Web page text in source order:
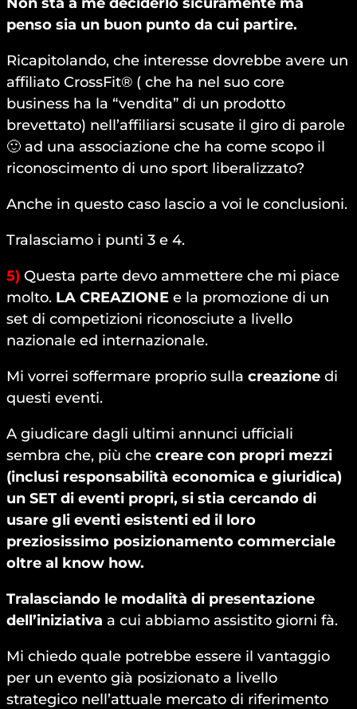
penso sia un buon punto da cui partire.
Ricapitolando, che interesse dovrebbe avere un
affiliato CrossFit® ( che ha nel suo core
business ha la “vendita” di un prodotto
brevettato) nell’affiliarsi scusate il giro di parole
🙂 ad una associazione che ha come scopo il
riconoscimento di uno sport liberalizzato?
Anche in questo caso lascio a voi le conclusioni.
Tralasciamo i punti 3 e 4.
5) Questa parte devo ammettere che mi piace
molto. LA CREAZIONE e la promozione di un
set di competizioni riconosciute a livello
nazionale ed internazionale.
Mi vorrei soffermare proprio sulla creazione di
questi eventi.
A giudicare dagli ultimi annunci ufficiali
sembra che, più che creare con propri mezzi
(inclusi responsabilità economica e giuridica)
un SET di eventi propri, si stia cercando di
usare gli eventi esistenti ed il loro
preziosissimo posizionamento commerciale
oltre al know how.
Tralasciando le modalità di presentazione
dell’iniziativa a cui abbiamo assistito giorni fà.
Mi chiedo quale potrebbe essere il vantaggio
per un evento già posizionato a livello
strategico nell’attuale mercato di riferimento